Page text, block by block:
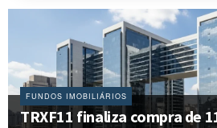
FUNDOS IMOBILIÁRIOS
TRXF11 finaliza compra de